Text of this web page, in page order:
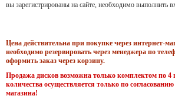
вы зарегистрированы на сайте, необходимо выполнить
Цена действительна при покупке через интернет-
необходимо резервировать через менеджера по
оформить заказ через корзину.
Продажа дисков возможна только комплектом по
количества осуществляется только по
магазина!